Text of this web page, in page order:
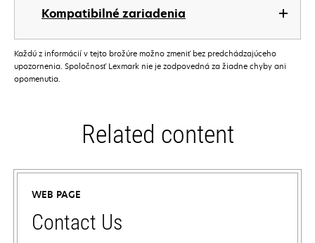
Kompatibilné zariadenia
Každú z informácií v tejto brožúre možno zmeniť bez predchádzajúceho
upozornenia. Spoločnosť Lexmark nie je zodpovedná za žiadne chyby ani
opomenutia.
Related content
WEB PAGE
Contact Us